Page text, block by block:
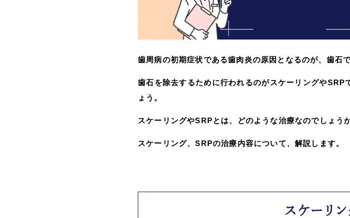
歯周病の初期症状である歯肉炎の原因となるのが、歯石で
歯石を除去するために行われるのがスケーリングや
ょう。
スケーリングやSRPとは、どのような治療なのでしょう
スケーリング、SRPの治療内容について、解説します。
スケーリン